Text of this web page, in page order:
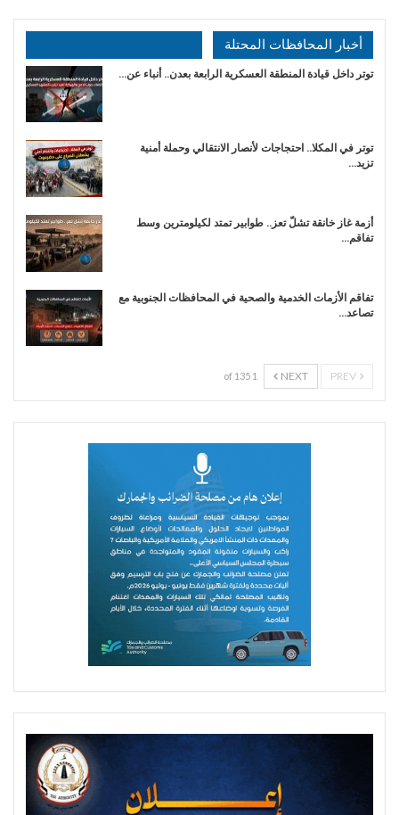
أخبار المحافظات المحتلة
توتر داخل قيادة المنطقة العسكرية الرابعة بعدن.. أنباء عن…
توتر في المكلا.. احتجاجات لأنصار الانتقالي وحملة أمنية
تزيد…
أزمة غاز خانقة تشلّ تعز.. طوابير تمتد لكيلومترين وسط
تفاقم…
تفاقم الأزمات الخدمية والصحية في المحافظات الجنوبية مع
تصاعد…
NEXT
1 of 135